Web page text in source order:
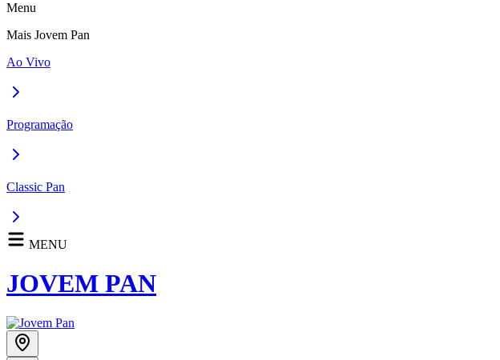
Menu
Mais Jovem Pan
Ao Vivo
Programação
Classic Pan
MENU
JOVEM PAN